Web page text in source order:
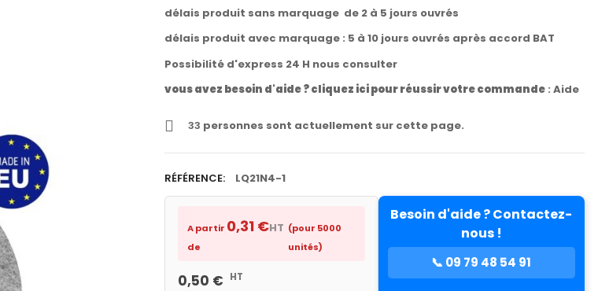
délais produit sans marquage de 2 à 5 jours ouvrés
délais produit avec marquage : 5 à 10 jours ouvrés après accord BAT
Possibilité d'express 24 H nous consulter
vous avez besoin d'aide ? cliquez ici pour réussir votre commande: Aide
33 personnes sont actuellement sur cette page.
RÉFÉRENCE: LQ21N4-1
A partir
de
0,31 €HT (pour 5000
unités)
0,50 € HT
Besoin d'aide ? Contactez-
nous !
📞 09 79 48 54 91